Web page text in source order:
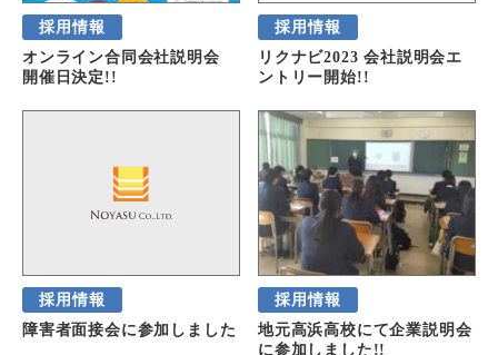
採用情報
オンライン合同会社説明会
開催日決定!!
採用情報
リクナビ2023 会社説明会エ
ントリー開始!!
採用情報
障害者面接会に参加しました
採用情報
地元高浜高校にて企業説明会
に参加しました!!